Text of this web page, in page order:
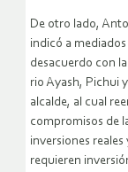
De otro lado,
indicó a
desacuerdo con
rio Ayash, Pichui
alcalde, al cual
compromisos de
inversiones
requieren